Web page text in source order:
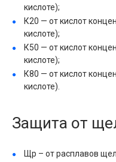
кислоте);
К20 — от кислот
кислоте);
К50 — от кислот
кислоте);
К80 — от кислот
кислоте).
Защита от
Щр – от расплавов